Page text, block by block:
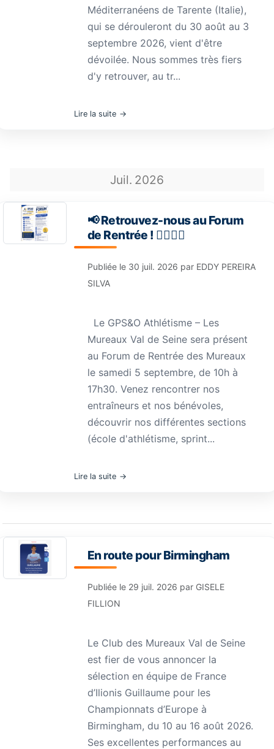
Méditerranéens de Tarente (Italie),
qui se dérouleront du 30 août au 3
septembre 2026, vient d'être
dévoilée. Nous sommes très fiers
d'y retrouver, au tr...
Lire la suite
Juil. 2026
📢 Retrouvez-nous au Forum
de Rentrée ! 🏃‍♀️🏃‍♂️
Publiée le 30 juil. 2026 par EDDY PEREIRA
SILVA
Le GPS&O Athlétisme – Les
Mureaux Val de Seine sera présent
au Forum de Rentrée des Mureaux
le samedi 5 septembre, de 10h à
17h30. Venez rencontrer nos
entraîneurs et nos bénévoles,
découvrir nos différentes sections
(école d'athlétisme, sprint...
Lire la suite
En route pour Birmingham
Publiée le 29 juil. 2026 par GISELE
FILLION
Le Club des Mureaux Val de Seine
est fier de vous annoncer la
sélection en équipe de France
d’Ilionis Guillaume pour les
Championnats d’Europe à
Birmingham, du 10 au 16 août 2026.
Ses excellentes performances au